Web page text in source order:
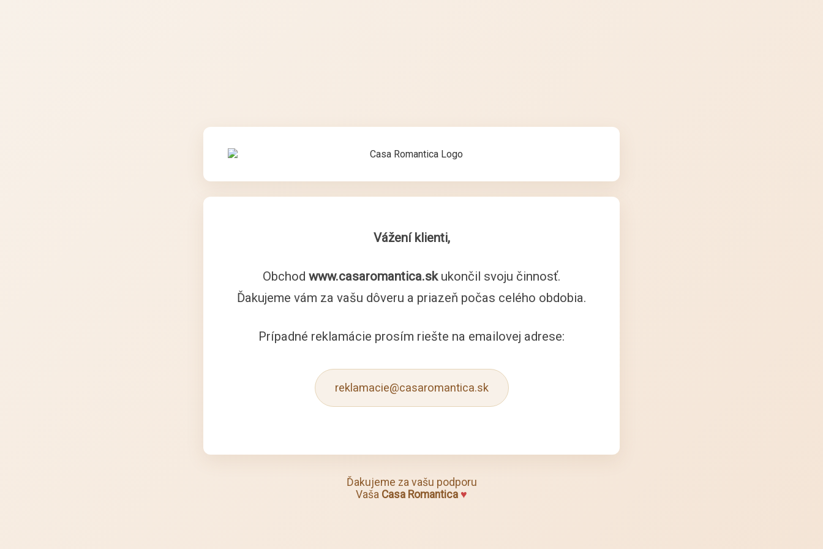
Vážení klienti,
Obchod www.casaromantica.skukončil svoju činnosť.
Ďakujeme vám za vašu dôveru a priazeň počas celého obdobia.
Prípadné reklamácie prosím riešte na emailovej adrese:
reklamacie@casaromantica.sk
Ďakujeme za vašu podporu
Vaša Casa Romantica ♥